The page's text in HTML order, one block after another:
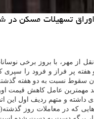
از مهر، با بروز برخی
مهمترین عامل كاهش قیمت